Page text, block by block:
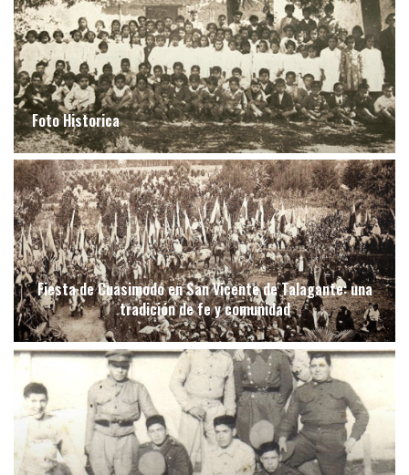
Foto Historica
Fiesta de Cuasimodo en San Vicente de Talagante: una
tradición de fe y comunidad